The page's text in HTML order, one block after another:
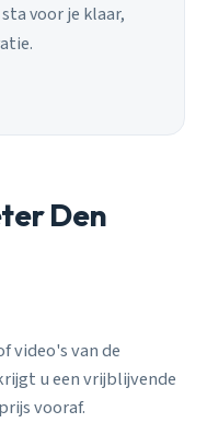
voor je klaar,
Den
video's van de
u een vrijblijvende
vooraf.